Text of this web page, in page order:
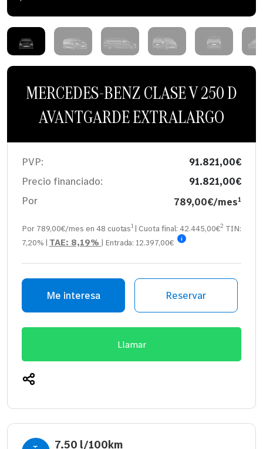
MERCEDES-BENZ CLASE V 250 D
AVANTGARDE EXTRALARGO
PVP:
91.821,00€
Precio financiado:
91.821,00€
Por
789,00€/mes1
Por 789,00€/mes en 48 cuotas1 | Cuota final:42.445,00€2 TIN:
7,20% | TAE: 8,19% | Entrada: 12.397,00€ i
Me interesa Reservar
Llamar
7.50 l/100km